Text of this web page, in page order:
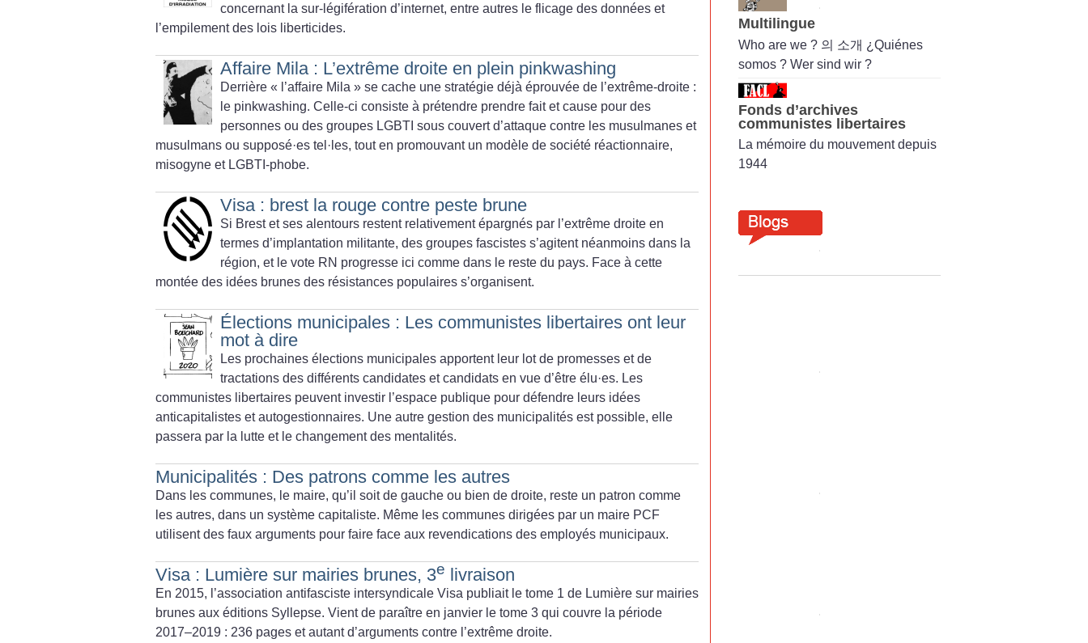
concernant la sur-légifération d’internet, entre autres le flicage des données et
l’empilement des lois liberticides.
Affaire Mila : L’extrême droite en plein pinkwashing
Derrière « l’affaire Mila » se cache une stratégie déjà éprouvée de l’extrême-droite :
le pinkwashing. Celle-ci consiste à prétendre prendre fait et cause pour des
personnes ou des groupes LGBTI sous couvert d’attaque contre les musulmanes et
musulmans ou supposé·es tel · les, tout en promouvant un modèle de société réactionnaire,
misogyne et LGBTI-phobe.
Visa : brest la rouge contre peste brune
Si Brest et ses alentours restent relativement épargnés par l’extrême droite en
termes d’implantation militante, des groupes fascistes s’agitent néanmoins dans la
région, et le vote RN progresse ici comme dans le reste du pays. Face à cette
montée des idées brunes des résistances populaires s’organisent.
Élections municipales : Les communistes libertaires ont leur
mot à dire
Les prochaines élections municipales apportent leur lot de promesses et de
tractations des différents candidates et candidats en vue d’être élu·es. Les
communistes libertaires peuvent investir l’espace publique pour défendre leurs idées
anticapitalistes et autogestionnaires. Une autre gestion des municipalités est possible, elle
passera par la lutte et le changement des mentalités.
Municipalités : Des patrons comme les autres
Dans les communes, le maire, qu’il soit de gauche ou bien de droite, reste un patron comme
les autres, dans un système capitaliste. Même les communes dirigées par un maire PCF
utilisent des faux arguments pour faire face aux revendications des employés municipaux.
Visa : Lumière sur mairies brunes, 3e livraison
En 2015, l’association antifasciste intersyndicale Visa publiait le tome 1 de Lumière sur mairies
brunes aux éditions Syllepse. Vient de paraître en janvier le tome 3 qui couvre la période
2017–2019 : 236 pages et autant d’arguments contre l’extrême droite.
Multilingue
Who are we ? 의 소개 ¿Quiénes
somos ? Wer sind wir ?
Fonds d’archives
communistes libertaires
La mémoire du mouvement depuis
1944